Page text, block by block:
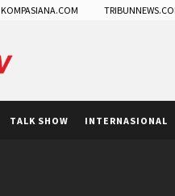
KOMPASIANA.COM
TALK SHOW INTERNASIONAL